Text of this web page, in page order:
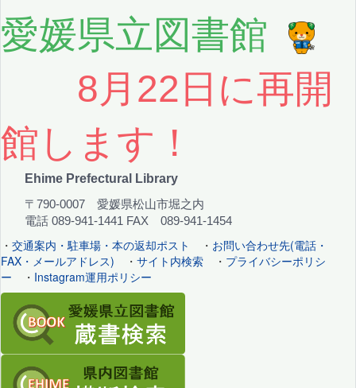
愛媛県立図書館
8月22日に再開
館します！
Ehime Prefectural Library
〒790-0007 愛媛県松山市堀之内
電話 089-941-1441 FAX 089-941-1454
・ 交通案内・駐車場・本の返却ポスト ・ お問い合わせ先(電話・
FAX・メールアドレス) ・ サイト内検索 ・ プライバシーポリシ
ー ・ Instagram運用ポリシー